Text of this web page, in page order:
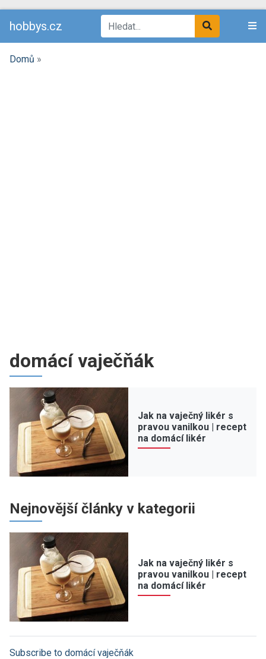
hobbys.cz
Domů »
domácí vaječňák
Jak na vaječný likér s
pravou vanilkou | recept
na domácí likér
Nejnovější články v kategorii
Jak na vaječný likér s
pravou vanilkou | recept
na domácí likér
Subscribe to domácí vaječňák